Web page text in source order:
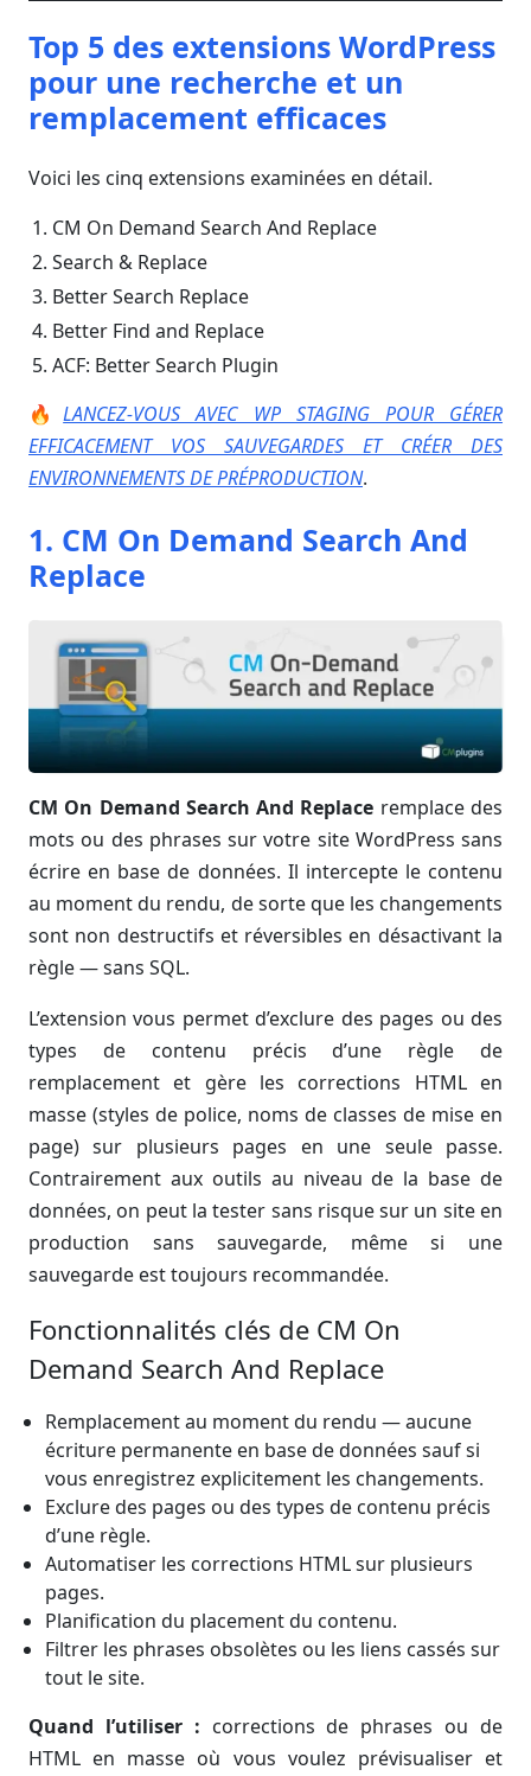
Top 5 des extensions WordPress
pour une recherche et un
remplacement efficaces
Voici les cinq extensions examinées en détail.
CM On Demand Search And Replace
Search & Replace
Better Search Replace
Better Find and Replace
ACF: Better Search Plugin
🔥LANCEZ-VOUS AVEC WP STAGING POUR GÉRER
EFFICACEMENT VOS SAUVEGARDES ET CRÉER DES
ENVIRONNEMENTS DE PRÉPRODUCTION.
1. CM On Demand Search And
Replace
CM On Demand Search And Replace remplace des
mots ou des phrases sur votre site WordPress sans
écrire en base de données. Il intercepte le contenu
au moment du rendu, de sorte que les changements
sont non destructifs et réversibles en désactivant la
règle — sans SQL.
L’extension vous permet d’exclure des pages ou des
types de contenu précis d’une règle de
remplacement et gère les corrections HTML en
masse (styles de police, noms de classes de mise en
page) sur plusieurs pages en une seule passe.
Contrairement aux outils au niveau de la base de
données, on peut la tester sans risque sur un site en
production sans sauvegarde, même si une
sauvegarde est toujours recommandée.
Fonctionnalités clés de CM On
Demand Search And Replace
Remplacement au moment du rendu — aucune
écriture permanente en base de données sauf si
vous enregistrez explicitement les changements.
Exclure des pages ou des types de contenu précis
d’une règle.
Automatiser les corrections HTML sur plusieurs
pages.
Planification du placement du contenu.
Filtrer les phrases obsolètes ou les liens cassés sur
tout le site.
Quand l’utiliser : corrections de phrases ou de
HTML en masse où vous voulez prévisualiser et